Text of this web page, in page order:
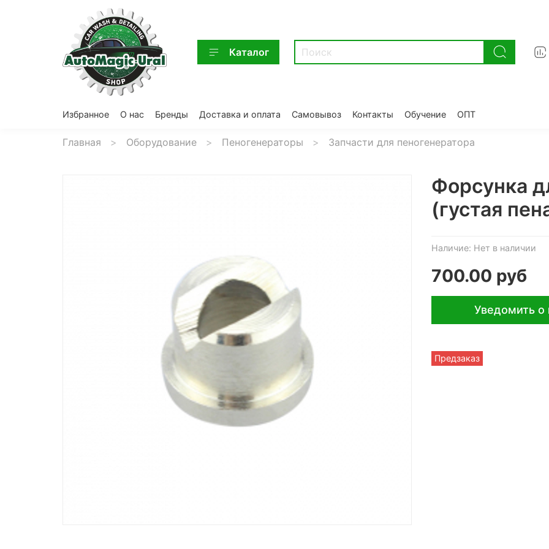
Каталог
Избранное О нас Бренды Доставка и оплата Самовывоз Контакты Обучение ОПТ
Главная Оборудование Пеногенераторы Запчасти для пеногенератора
Наличие: Нет в наличии
Предзаказ
Форсунка
(густая
700.00 руб
Уведомить о